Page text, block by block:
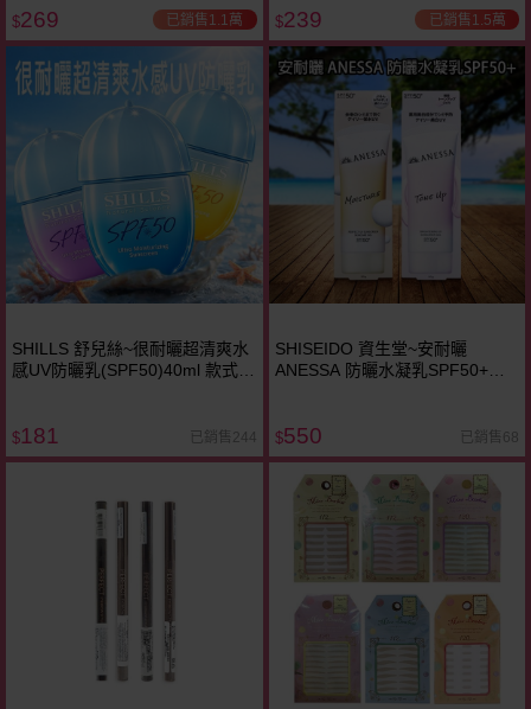
$269 已銷售1.1萬 $239 已銷售1.5萬
SHILLS 舒兒絲~很耐曬超清爽水
感UV防曬乳(SPF50)40ml 款式可
$181 已銷售244
SHISEIDO 資生堂~安耐曬
ANESSA 防曬水凝乳SPF50+
$550 已銷售68